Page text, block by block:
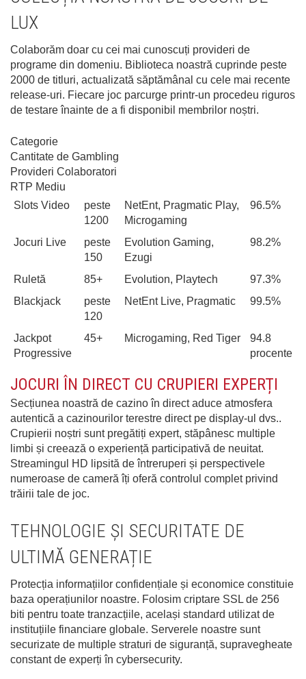
LUX
Colaborăm doar cu cei mai cunoscuți provideri de
programe din domeniu. Biblioteca noastră cuprinde peste
2000 de titluri, actualizată săptămânal cu cele mai recente
release-uri. Fiecare joc parcurge printr-un procedeu riguros
de testare înainte de a fi disponibil membrilor noștri.
Categorie
Cantitate de Gambling
Provideri Colaboratori
RTP Mediu
Slots Video
peste
1200
NetEnt, Pragmatic Play,
Microgaming
96.5%
Jocuri Live
peste
150
Evolution Gaming,
Ezugi
98.2%
Ruletă 85+ Evolution, Playtech
97.3%
Blackjack
peste
120
NetEnt Live, Pragmatic 99.5%
Jackpot
Progressive
45+ Microgaming, Red Tiger
94.8
procente
JOCURI ÎN DIRECT CU CRUPIERI EXPERȚI
Secțiunea noastră de cazino în direct aduce atmosfera
autentică a cazinourilor terestre direct pe display-ul dvs..
Crupierii noștri sunt pregătiți expert, stăpânesc multiple
limbi și creează o experiență participativă de neuitat.
Streamingul HD lipsită de întreruperi și perspectivele
numeroase de cameră îți oferă controlul complet privind
trăirii tale de joc.
TEHNOLOGIE ȘI SECURITATE DE
ULTIMĂ GENERAȚIE
Protecția informațiilor confidențiale și economice constituie
baza operațiunilor noastre. Folosim criptare SSL de 256
biti pentru toate tranzacțiile, același standard utilizat de
instituțiile financiare globale. Serverele noastre sunt
securizate de multiple straturi de siguranță, supravegheate
constant de experți în cybersecurity.